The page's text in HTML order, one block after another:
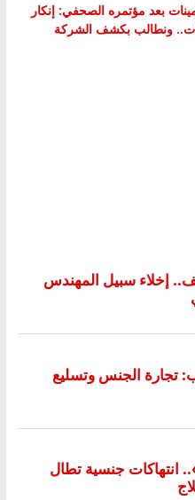
بعد مؤتمره الصحفي: إنكار
ونطالب بكشف الشركة